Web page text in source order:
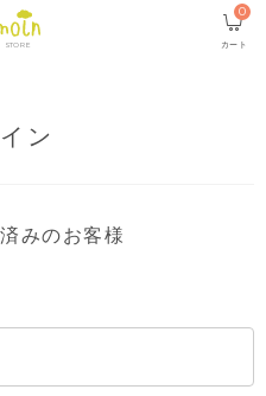
STORE カート
0
ン
みのお客様